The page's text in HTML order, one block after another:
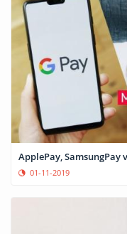
ApplePay, SamsungPay
01-11-2019